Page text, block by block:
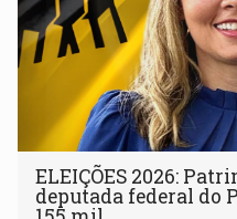
ELEIÇÕES 2026:
deputada federal do